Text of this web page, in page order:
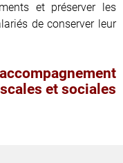
et préserver les
de conserver leur
et sociales